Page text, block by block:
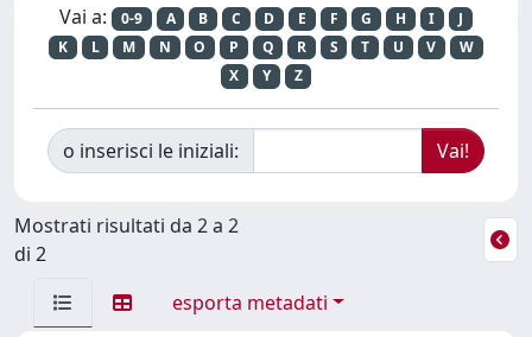
Vai a: 0-9 A B C D E F G H I
J
K
L M N O P Q R S T U V
W
X
Y Z
o inserisci le iniziali:
Mostrati risultati da 2 a 2
di 2
esporta metadati